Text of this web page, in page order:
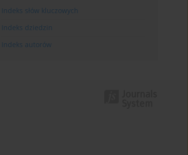
Indeks słów kluczowych
Indeks dziedzin
Indeks autorów